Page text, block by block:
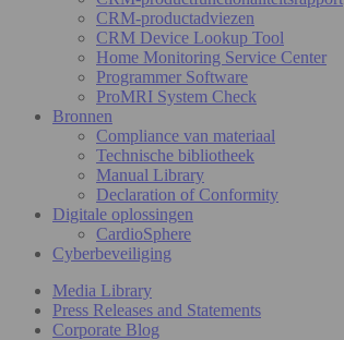
CRM-productadviezen
CRM Device Lookup Tool
Home Monitoring Service Center
Programmer Software
ProMRI System Check
Bronnen
Compliance van materiaal
Technische bibliotheek
Manual Library
Declaration of Conformity
Digitale oplossingen
CardioSphere
Cyberbeveiliging
Media Library
Press Releases and Statements
Corporate Blog